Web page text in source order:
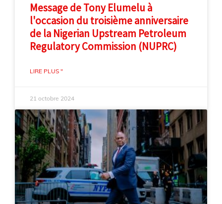
Message de Tony Elumelu à
l'occasion du troisième anniversaire
de la Nigerian Upstream Petroleum
Regulatory Commission (NUPRC)
LIRE PLUS "
21 octobre 2024